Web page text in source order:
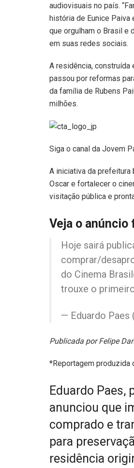
audiovisuais no país.
história de Eunice Paiva
que orgulham o Brasil e
em suas redes sociais.
A residência, construída
passou por reformas
da família de Rubens
milhões.
Siga o canal da Jovem
A iniciativa da prefeitura
Oscar e fortalecer o
visitação pública e
Veja o anúncio
Hoje sairá
comprar/
do Cinema
trouxe o
— Eduardo Paes
Publicada por Felipe
*Reportagem produzida
Eduardo Paes,
anunciou que
comprado e
para
residência